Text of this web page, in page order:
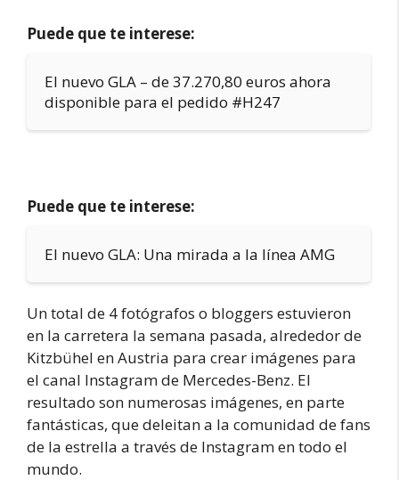
Puede que te interese:
El nuevo GLA – de 37.270,80 euros ahora
disponible para el pedido #H247
Puede que te interese:
El nuevo GLA: Una mirada a la línea AMG
Un total de 4 fotógrafos o bloggers estuvieron
en la carretera la semana pasada, alrededor de
Kitzbühel en Austria para crear imágenes para
el canal Instagram de Mercedes-Benz. El
resultado son numerosas imágenes, en parte
fantásticas, que deleitan a la comunidad de fans
de la estrella a través de Instagram en todo el
mundo.